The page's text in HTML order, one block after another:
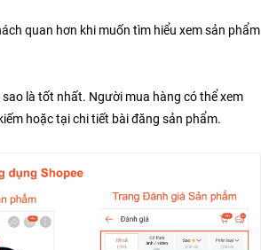
quan hơn khi muốn tìm hiểu xem sản phẩm
là tốt nhất. Người mua hàng có thể xem
hoặc tại chi tiết bài đăng sản phẩm.